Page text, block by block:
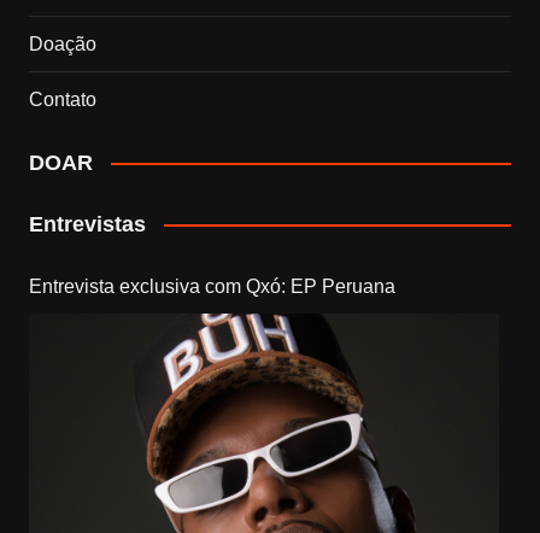
Doação
Contato
DOAR
Entrevistas
Entrevista exclusiva com Qxó: EP Peruana